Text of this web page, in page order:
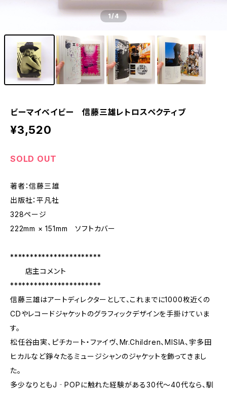
1/4
ビーマイベイビー 信藤三雄レトロスペクティブ
¥3,520
SOLD OUT
著者：信藤三雄
出版社：平凡社
328ページ
222mm × 151mm ソフトカバー
***********************
店主コメント
***********************
信藤三雄はアートディレクターとして、これまでに1000枚近くの
CDやレコードジャケットのグラフィックデザインを手掛けていま
す。
松任谷由実、ピチカート・ファイヴ、Mr.Children、MISIA、宇多田
ヒカルなど錚々たるミュージシャンのジャケットを飾ってきまし
た。
多少なりともJ‐POPに触れた経験がある30代～40代なら、馴